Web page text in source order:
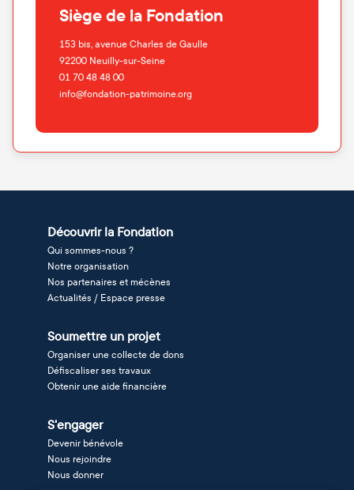
Siège de la Fondation
153 bis, avenue Charles de Gaulle
92200 Neuilly-sur-Seine
01 70 48 48 00
info@fondation-patrimoine.org
Découvrir la Fondation
Qui sommes-nous ?
Notre organisation
Nos partenaires et mécènes
Actualités / Espace presse
Soumettre un projet
Organiser une collecte de dons
Défiscaliser ses travaux
Obtenir une aide financière
S'engager
Devenir bénévole
Nous rejoindre
Nous donner